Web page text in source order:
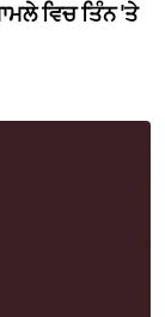
ਵਿਚ ਤਿੰਨ 'ਤੇ